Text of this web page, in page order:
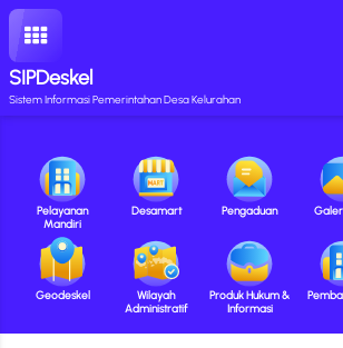
SIPDeskel
Sistem Informasi Pemerintahan Desa Kelurahan
Pelayanan
Mandiri
Desamart Pengaduan
Geodeskel
Wilayah
Administratif
Produk Hukum &
Informasi